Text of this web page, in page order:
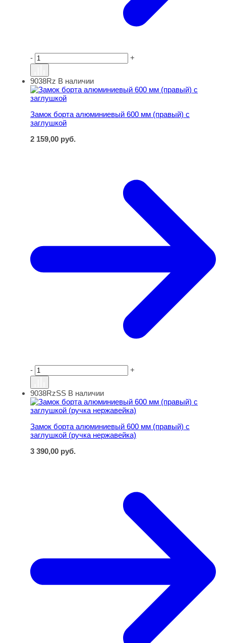
- +
Замок борта алюминиевый 600 мм (правый) с
9038Rz В наличии
Замок борта алюминиевый 600 мм (правый) с
заглушкой
2 159,00 руб.
- +
Замок борта алюминиевый 600 мм (правый) с
9038RzSS В наличии
Замок борта алюминиевый 600 мм (правый) с
заглушкой (ручка нержавейка)
3 390,00 руб.